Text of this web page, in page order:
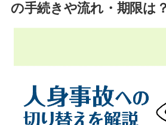
の手続きや流れ・期限は？